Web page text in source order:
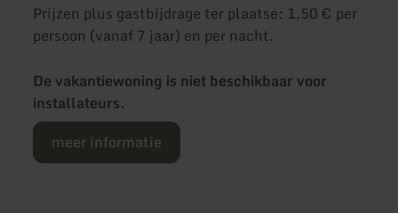
Prijzen plus gastbijdrage ter plaatse: 1,50 € per
persoon (vanaf 7 jaar) en per nacht.
De vakantiewoning is niet beschikbaar voor
installateurs.
meer informatie